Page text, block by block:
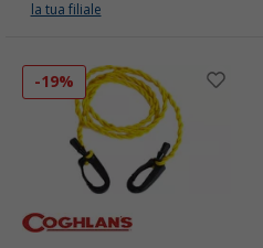
la tua filiale
-19%